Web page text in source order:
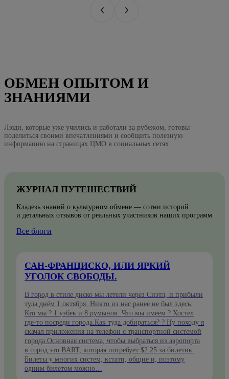
ОБМЕН ОПЫТОМ И
ЗНАНИЯМИ
Люди, которые уже учились и работали за рубежом, готовы
поделиться своими впечатлениями и сообщить полезную
информацию на страницах ЦМО в социальных сетях.
ЖУРНАЛ ПУТЕШЕСТВИЙ
Кладезь знаний о культурном обмене — сотни историй
и детальных отзывов от реальных участников наших программ
Все блоги
САН-ФРАНЦИСКО, ИЛИ ЯРКИЙ
УГОЛОК СВОБОДЫ.
В город в стиле диско мы летели через Сиэтл, и прибыли
туда днём 1 октября. Никто из нас ранее не был здесь.
Кто мы ? 1 узбек и 8 румынов. Что мы имеем ? Хостел
где-то посреди города.Как туда добираться? ? Ну походу я
скачал приложения на телефон с транспортной системой
города.Основная система, чтобы выбраться из аэропорта
в город это BART, которая потребует $2.25 за билетик.
Билеты у многих систем, кстати, общие и, поэтому
одним билетом можно…